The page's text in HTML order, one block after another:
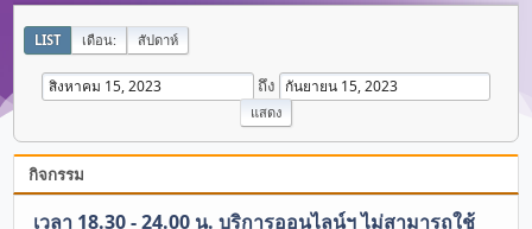
LIST เดือน: สัปดาห์
ถึง
กิจกรรม
เวลา 18.30 - 24.00 น. บริการออนไลน์ฯ ไม่สามารถใช้